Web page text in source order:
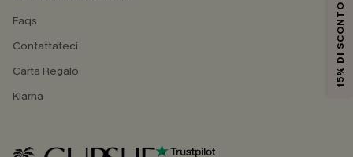
Faqs
Contattateci
Carta Regalo
Klarna
15% DI SCONTO